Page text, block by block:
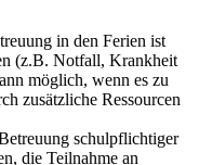
in den Ferien ist
(z.B. Notfall, Krankheit
möglich, wenn es zu
zusätzliche Ressourcen
schulpflichtiger
die Teilnahme an